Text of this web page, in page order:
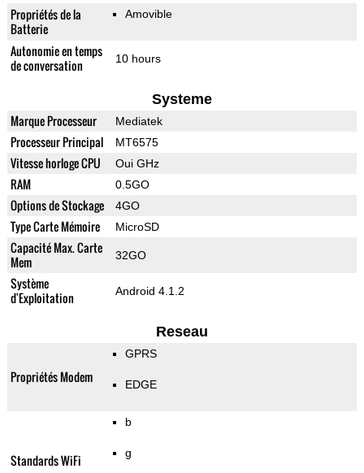
Propriétés de la
Batterie
Amovible
Autonomie en temps
de conversation
10 hours
Systeme
Marque Processeur Mediatek
Processeur Principal MT6575
Vitesse horloge CPU Oui GHz
RAM 0.5GO
Options de Stockage 4GO
Type Carte Mémoire MicroSD
Capacité Max. Carte
Mem
32GO
Système
d'Exploitation
Android 4.1.2
Reseau
Propriétés Modem
GPRS
EDGE
Standards WiFi
b
g